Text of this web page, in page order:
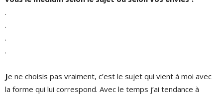
.
.
.
.
Je ne choisis pas vraiment, c’est le sujet qui vient à moi avec
la forme qui lui correspond. Avec le temps j’ai tendance à